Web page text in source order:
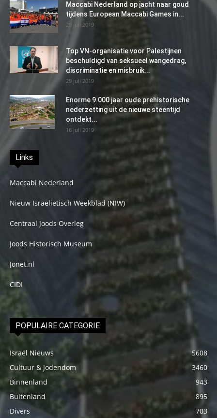
Maccabi Nederland op jacht naar goud
tijdens European Maccabi Games in...
29 juli 2019
Top VN-organisatie voor Palestijnen
beschuldigd van seksueel wangedrag,
discriminatie en misbruik...
29 juli 2019
Enorme 9.000 jaar oude prehistorische
nederzetting uit de nieuwe steentijd
ontdekt...
16 juli 2019
Links
Maccabi Nederland
Nieuw Israelietisch Weekblad (NIW)
Centraal Joods Overleg
Joods Historisch Museum
Jonet.nl
CIDI
POPULAIRE CATEGORIE
Israël Nieuws
5608
Cultuur & Jodendom
3460
Binnenland
943
Buitenland
895
Divers
703